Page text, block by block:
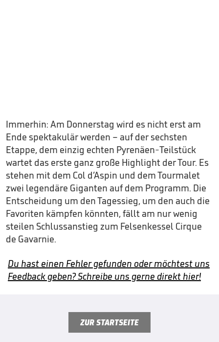
Immerhin: Am Donnerstag wird es nicht erst am
Ende spektakulär werden – auf der sechsten
Etappe, dem einzig echten Pyrenäen-Teilstück
wartet das erste ganz große Highlight der Tour. Es
stehen mit dem Col d’Aspin und dem Tourmalet
zwei legendäre Giganten auf dem Programm. Die
Entscheidung um den Tagessieg, um den auch die
Favoriten kämpfen könnten, fällt am nur wenig
steilen Schlussanstieg zum Felsenkessel Cirque
de Gavarnie.
Du hast einen Fehler gefunden oder möchtest uns
Feedback geben? Schreibe uns gerne direkt hier!
ZUR STARTSEITE